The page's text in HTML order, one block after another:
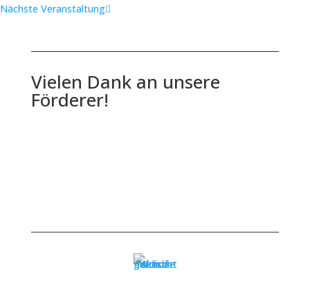
Nächste Veranstaltung
Vielen Dank an unsere
Förderer!